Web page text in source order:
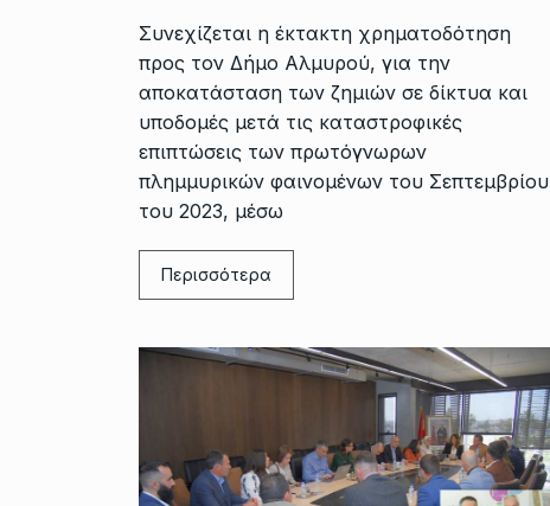
Συνεχίζεται η έκτακτη χρηματοδότηση
προς τον Δήμο Αλμυρού, για την
αποκατάσταση των ζημιών σε δίκτυα και
υποδομές μετά τις καταστροφικές
επιπτώσεις των πρωτόγνωρων
πλημμυρικών φαινομένων του Σεπτεμβρίου
του 2023, μέσω
Περισσότερα